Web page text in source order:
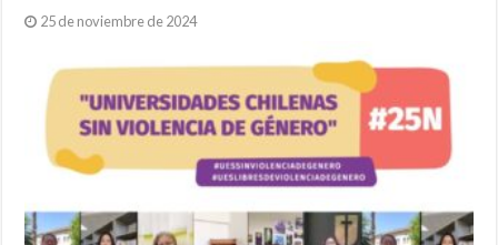
25 de noviembre de 2024